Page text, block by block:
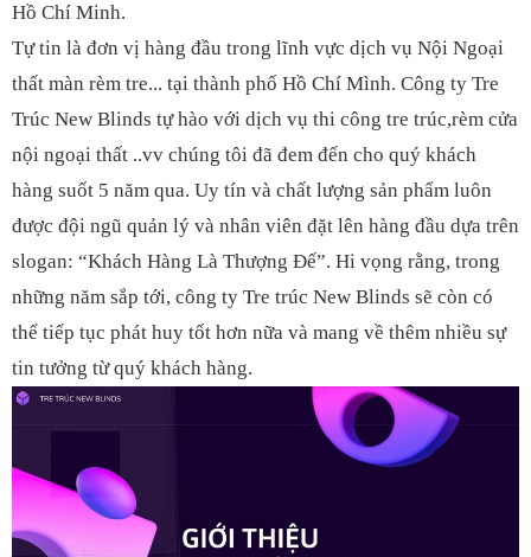
Hồ Chí Minh.
Tự tin là đơn vị hàng đầu trong lĩnh vực dịch vụ Nội Ngoại
thất màn rèm tre... tại thành phố Hồ Chí Mình. Công ty Tre
Trúc New Blinds tự hào với dịch vụ thi công tre trúc,rèm cửa
nội ngoại thất ..vv chúng tôi đã đem đến cho quý khách
hàng suốt 5 năm qua. Uy tín và chất lượng sản phẩm luôn
được đội ngũ quản lý và nhân viên đặt lên hàng đầu dựa trên
slogan: “Khách Hàng Là Thượng Đế”. Hi vọng rằng, trong
những năm sắp tới, công ty Tre trúc New Blinds sẽ còn có
thể tiếp tục phát huy tốt hơn nữa và mang về thêm nhiều sự
tin tưởng từ quý khách hàng.